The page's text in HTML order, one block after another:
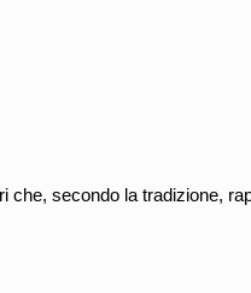
che, secondo la tradizione,